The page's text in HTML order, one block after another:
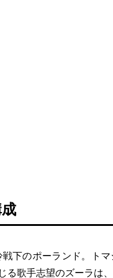
下のポーランド。ト
る歌手志望のズーラは